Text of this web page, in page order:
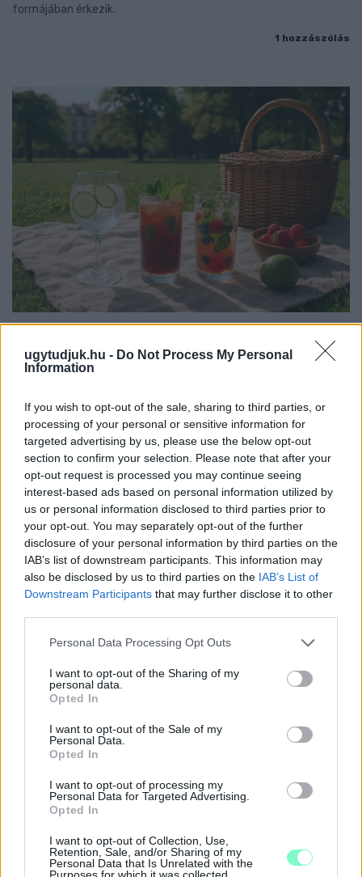
ugytudjuk.hu - Do Not Process My Personal
Information
If you wish to opt-out of the sale, sharing to third parties, or
processing of your personal or sensitive information for
targeted advertising by us, please use the below opt-out
section to confirm your selection. Please note that after your
opt-out request is processed you may continue seeing
interest-based ads based on personal information utilized by
us or personal information disclosed to third parties prior to
your opt-out. You may separately opt-out of the further
disclosure of your personal information by third parties on the
IAB’s list of downstream participants. This information may
also be disclosed by us to third parties on the IAB’s List of
Downstream Participants that may further disclose it to other
Please note that this website/app uses one or more Google
not limited to your visit or usage behaviour. You may click to
grant or deny consent to Google and its third-party tags to
use your data for below specified purposes in below Google
consent section.
Personal Data Processing Opt Outs
I want to opt-out of the Sharing of my
personal data.
Opted In
I want to opt-out of the Sale of my
Personal Data.
Opted In
I want to opt-out of processing my
Personal Data for Targeted Advertising.
Opted In
I want to opt-out of Collection, Use,
Retention, Sale, and/or Sharing of my
Personal Data that Is Unrelated with the
Purposes for which it was collected.
formájában érkezik.
1 hozzászólás
Ahogy tavaszodik és a nap egyre tovább marad velünk, sokaknak
Szólj hozzá!
ÖRÖMHÍR: TÍZ ÉVE NEM VOLT ILYEN ALACSONY AZ
INFLÁCIÓ MAGYARORSZÁGON
Júliusban mindössze 1,2 százalékkal emelkedtek éves
összevetésben a fogyasztói árak, miközben az élelmiszerek ára
Szólj hozzá!